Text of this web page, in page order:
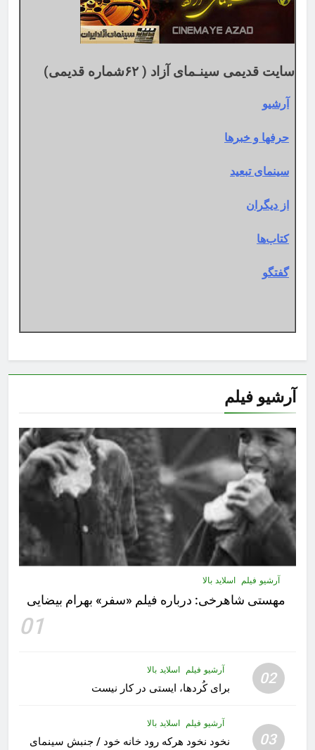
سایت قدیمی سینـمای آزاد ( ۶۲شماره قدیمی)
آرشیو
حرفها و خبرها
سینمای تبعید
از دیگران
کتاب‌ها
گفتگو
آرشیو فیلم
آرشیو فیلم اسلاید بالا
مهستى شاهرخى:‌ درباره فيلم «سفر» بهرام بیضایی
01
02 آرشیو فیلم اسلاید بالا
برای کُردها، ایستی در کار نیست
03
آرشیو فیلم اسلاید بالا
نخود نخود هرکه رود خانه خود / جنبش سینمای